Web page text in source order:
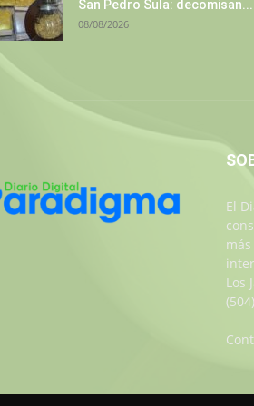
San Pedro Sula: decomisan...
08/08/2026
El
Los